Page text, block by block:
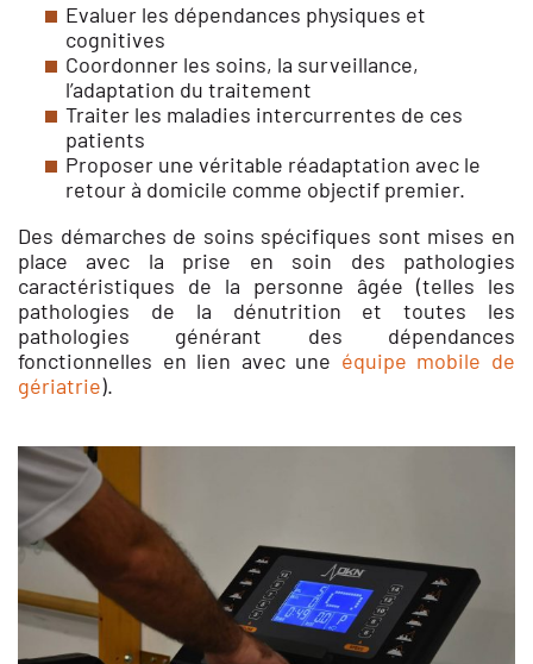
Evaluer les dépendances physiques et
cognitives
Coordonner les soins, la surveillance,
l’adaptation du traitement
Traiter les maladies intercurrentes de ces
patients
Proposer une véritable réadaptation avec le
retour à domicile comme objectif premier.
Des démarches de soins spécifiques sont mises en
place avec la prise en soin des pathologies
caractéristiques de la personne âgée (telles les
pathologies de la dénutrition et toutes les
pathologies générant des dépendances
fonctionnelles en lien avec une équipe mobile de
gériatrie).